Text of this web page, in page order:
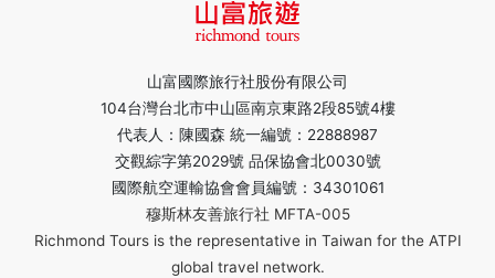
山富國際旅行社股份有限公司
104台灣台北市中山區南京東路2段85號4樓
代表人：陳國森 統一編號：22888987
交觀綜字第2029號 品保協會北0030號
國際航空運輸協會會員編號：34301061
穆斯林友善旅行社 MFTA-005
Richmond Tours is the representative in Taiwan for the ATPI
global travel network.